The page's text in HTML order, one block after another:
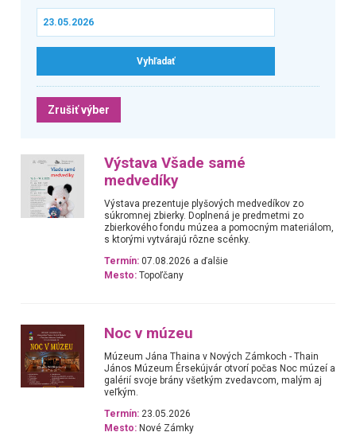
Zrušiť výber
Výstava Všade samé
medvedíky
Výstava prezentuje plyšových medvedíkov zo
súkromnej zbierky. Doplnená je predmetmi zo
zbierkového fondu múzea a pomocným materiálom,
s ktorými vytvárajú rôzne scénky.
Termín: 07.08.2026 a ďalšie
Mesto: Topoľčany
Noc v múzeu
Múzeum Jána Thaina v Nových Zámkoch - Thain
János Múzeum Érsekújvár otvorí počas Noc múzeí a
galérií svoje brány všetkým zvedavcom, malým aj
veľkým.
Termín: 23.05.2026
Mesto: Nové Zámky